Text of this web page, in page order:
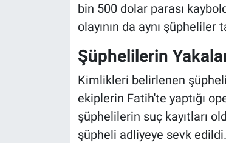
bin 500 dolar parası
olayının da aynı
Şüphelilerin
Kimlikleri belirlenen şüpheli
ekiplerin Fatih'te yaptığı
şüphelilerin suç kayıtları
şüpheli adliyeye sevk